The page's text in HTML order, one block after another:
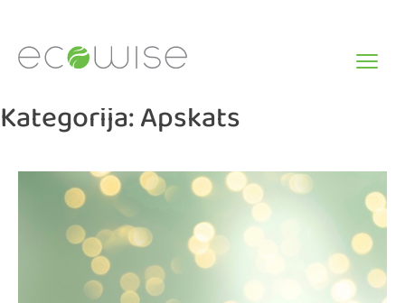
content
Kategorija:Apskats